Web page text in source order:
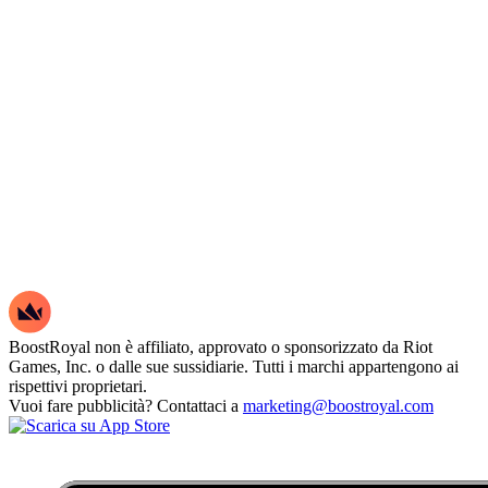
BoostRoyal non è affiliato, approvato o sponsorizzato da Riot
Games, Inc. o dalle sue sussidiarie. Tutti i marchi appartengono ai
rispettivi proprietari.
Vuoi fare pubblicità? Contattaci a marketing@boostroyal.com